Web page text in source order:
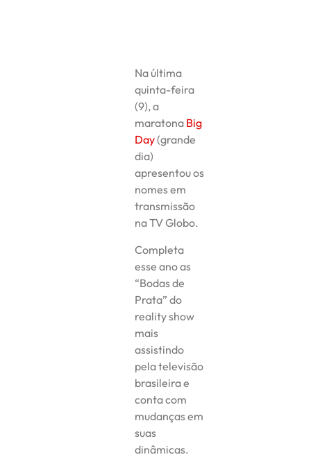
Na última
quinta-feira
(9), a
maratona Big
Day(grande
dia)
apresentou os
nomes em
transmissão
na TV Globo.
Completa
esse ano as
“Bodas de
Prata” do
reality show
mais
assistindo
pela televisão
brasileira e
conta com
mudanças em
suas
dinâmicas.